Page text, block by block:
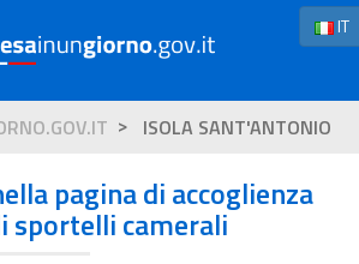
IT
ISOLA SANT'ANTONIO
pagina di accoglienza
sportelli camerali